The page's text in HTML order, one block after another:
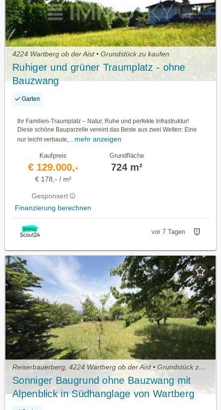
4224 Wartberg ob der Aist • Grundstück zu kaufen
Ruhiger und grüner Traumplatz - ohne
Bauzwang
Garten
Ihr Familien-Traumplatz – Natur, Ruhe und perfekte Infrastruktur!
Diese schöne Bauparzelle vereint das Beste aus zwei Welten: Eine
nur leicht verbaute,... mehr anzeigen
Kaufpreis
€ 129.000,-
€ 178,- / m²
Gesponsert
Finanzierung berechnen
Grundfläche
724 m²
vor 7 Tagen
Reiserbauerberg, 4224 Wartberg ob der Aist • Grundstück zu kaufen
Sonniger Baugrund ohne Bauzwang mit
Alpenblick in Südhanglage von Wartberg
ob der Aist